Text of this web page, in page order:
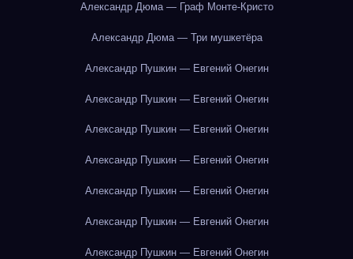
Александр Дюма — Граф Монте-Кристо
Александр Дюма — Три мушкетёра
Александр Пушкин — Евгений Онегин
Александр Пушкин — Евгений Онегин
Александр Пушкин — Евгений Онегин
Александр Пушкин — Евгений Онегин
Александр Пушкин — Евгений Онегин
Александр Пушкин — Евгений Онегин
Александр Пушкин — Евгений Онегин